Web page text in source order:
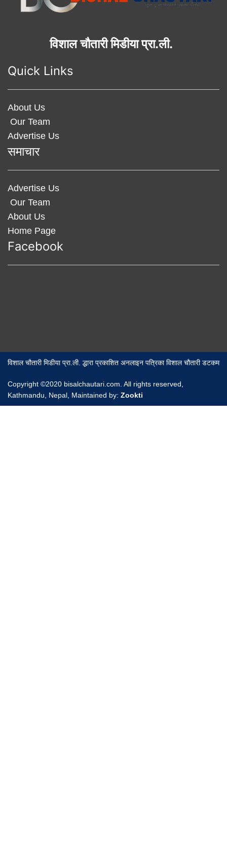
विशाल चौतारी मिडीया प्रा.ली.
Quick Links
About Us
Our Team
Advertise Us
समाचार
Advertise Us
Our Team
About Us
Home Page
Facebook
विशाल चौतारी मिडीया प्रा.ली. द्धारा प्रकाशित अनलाइन पत्रिका विशाल चौतारी डटकम
Copyright ©2020 bisalchautari.com. All rights reserved,
Kathmandu, Nepal, Maintained by: Zookti